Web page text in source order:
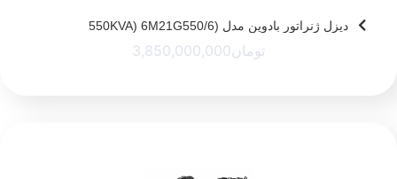
دیزل ژنراتور بادوین مدل (550KVA) 6M21G550/6
تومان3,850,000,000